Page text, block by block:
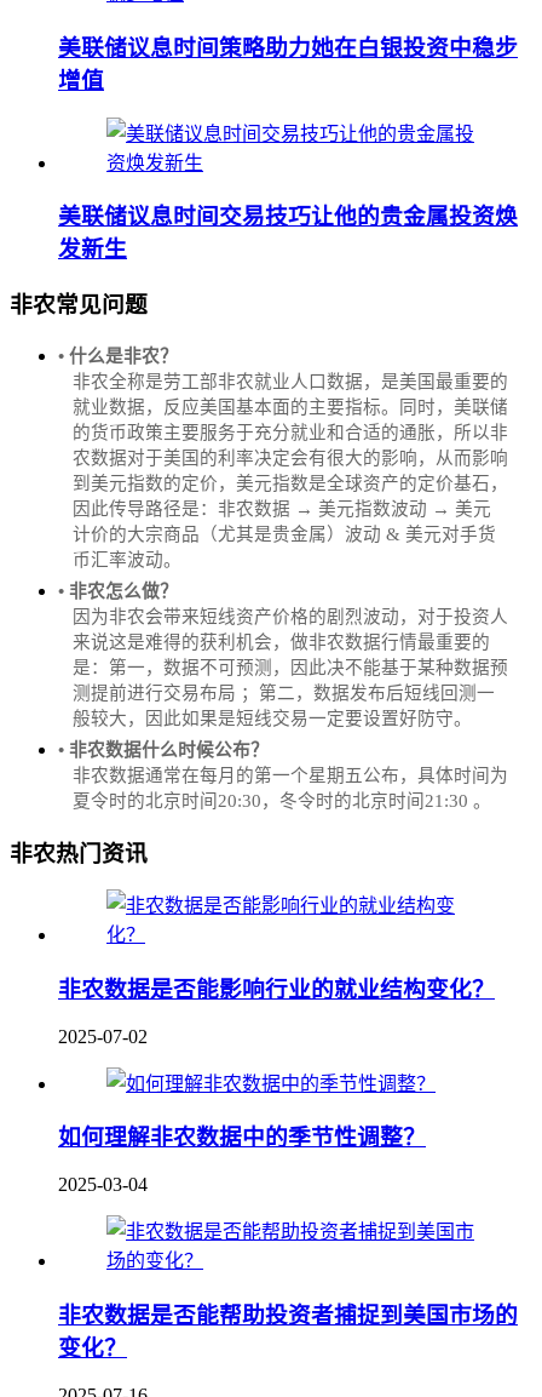
美联储议息时间策略助力她在白银投资中稳步
增值
美联储议息时间交易技巧让他的贵金属投资焕
发新生
非农常见问题
• 什么是非农？
非农全称是劳工部非农就业人口数据，是美国最重要的
就业数据，反应美国基本面的主要指标。同时，美联储
的货币政策主要服务于充分就业和合适的通胀，所以非
农数据对于美国的利率决定会有很大的影响，从而影响
到美元指数的定价，美元指数是全球资产的定价基石，
因此传导路径是：非农数据 → 美元指数波动 → 美元
计价的大宗商品（尤其是贵金属）波动 & 美元对手货
币汇率波动。
• 非农怎么做？
因为非农会带来短线资产价格的剧烈波动，对于投资人
来说这是难得的获利机会，做非农数据行情最重要的
是：第一，数据不可预测，因此决不能基于某种数据预
测提前进行交易布局 ；第二，数据发布后短线回测一
般较大，因此如果是短线交易一定要设置好防守。
• 非农数据什么时候公布？
‌非农数据通常在每月的第一个星期五公布，具体时间为
夏令时的北京时间20:30，冬令时的北京时间21:30‌‌ 。
非农热门资讯
非农数据是否能影响行业的就业结构变化？
2025-07-02
如何理解非农数据中的季节性调整？
2025-03-04
非农数据是否能帮助投资者捕捉到美国市场的
变化？